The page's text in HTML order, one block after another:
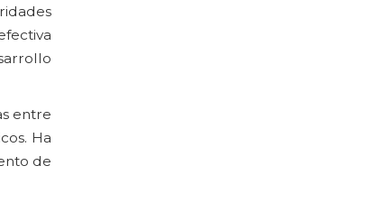
entre
Ha
de